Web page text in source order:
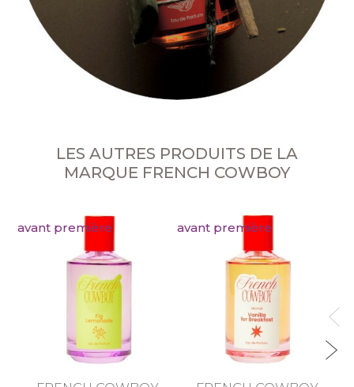
LES AUTRES PRODUITS DE LA
MARQUE FRENCH COWBOY
avant première avant première